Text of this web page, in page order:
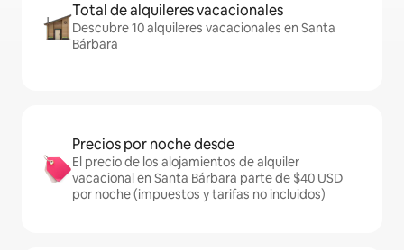
Total de alquileres vacacionales
Descubre 10 alquileres vacacionales en Santa
Bárbara
Precios por noche desde
El precio de los alojamientos de alquiler
vacacional en Santa Bárbara parte de $40 USD
por noche (impuestos y tarifas no incluidos)